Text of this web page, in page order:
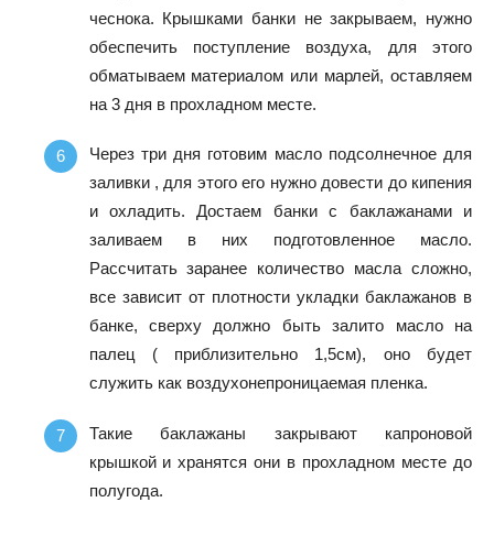
чеснока. Крышками банки не закрываем, нужно
обеспечить поступление воздуха, для этого
обматываем материалом или марлей, оставляем
на 3 дня в прохладном месте.
Через три дня готовим масло подсолнечное для
заливки , для этого его нужно довести до кипения
и охладить. Достаем банки с баклажанами и
заливаем в них подготовленное масло.
Рассчитать заранее количество масла сложно,
все зависит от плотности укладки баклажанов в
банке, сверху должно быть залито масло на
палец ( приблизительно 1,5см), оно будет
служить как воздухонепроницаемая пленка.
Такие баклажаны закрывают капроновой
крышкой и хранятся они в прохладном месте до
полугода.